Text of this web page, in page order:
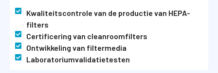
Kwaliteitscontrole van de productie van HEPA-
filters
Certificering van cleanroomfilters
Ontwikkeling van filtermedia
Laboratoriumvalidatietesten